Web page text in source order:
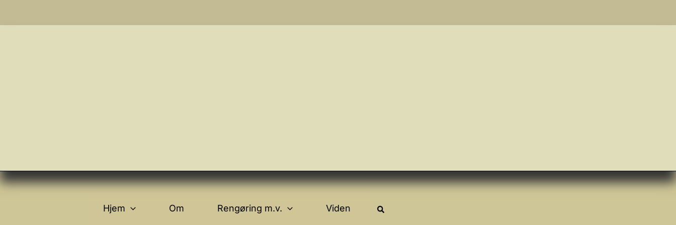
Hjem Om Rengøring m.v. Viden Søg